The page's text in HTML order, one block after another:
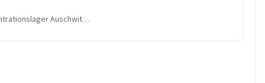
Auschwit…